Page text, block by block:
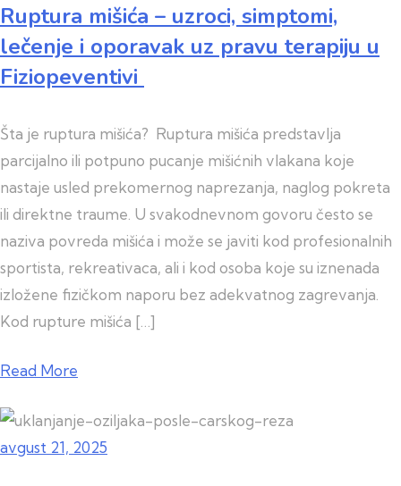
Ruptura mišića – uzroci, simptomi,
lečenje i oporavak uz pravu terapiju u
Fiziopeventivi
Šta je ruptura mišića? Ruptura mišića predstavlja
parcijalno ili potpuno pucanje mišićnih vlakana koje
nastaje usled prekomernog naprezanja, naglog pokreta
ili direktne traume. U svakodnevnom govoru često se
naziva povreda mišića i može se javiti kod profesionalnih
sportista, rekreativaca, ali i kod osoba koje su iznenada
izložene fizičkom naporu bez adekvatnog zagrevanja.
Kod rupture mišića […]
Read More
avgust 21, 2025